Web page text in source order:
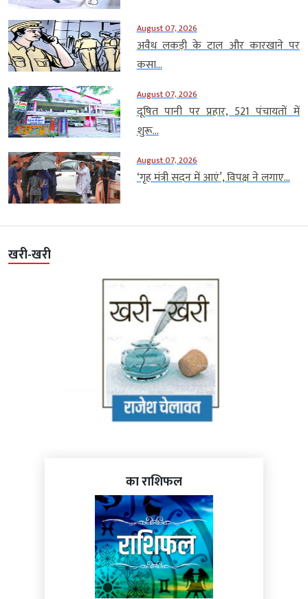
August 07, 2026
अवैध लकड़ी के टाल और कारखाने पर
कसा...
August 07, 2026
दूषित पानी पर प्रहार, 521 पंचायतों में
शुरू...
August 07, 2026
‘गृह मंत्री सदन में आएं’, विपक्ष ने लगाए...
खरी-खरी
का राशिफल